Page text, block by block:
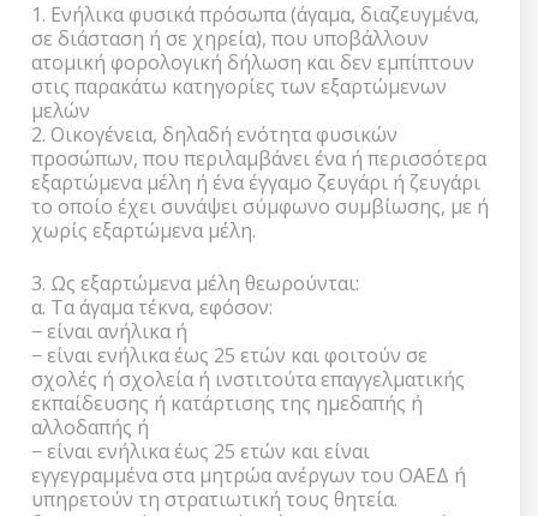
1. Ενήλικα φυσικά πρόσωπα (άγαμα, διαζευγμένα,
σε διάσταση ή σε χηρεία), που υποβάλλουν
ατομική φορολογική δήλωση και δεν εμπίπτουν
στις παρακάτω κατηγορίες των εξαρτώμενων
μελών
2. Οικογένεια, δηλαδή ενότητα φυσικών
προσώπων, που περιλαμβάνει ένα ή περισσότερα
εξαρτώμενα μέλη ή ένα έγγαμο ζευγάρι ή ζευγάρι
το οποίο έχει συνάψει σύμφωνο συμβίωσης, με ή
χωρίς εξαρτώμενα μέλη.
3. Ως εξαρτώμενα μέλη θεωρούνται:
α. Τα άγαμα τέκνα, εφόσον:
− είναι ανήλικα ή
− είναι ενήλικα έως 25 ετών και φοιτούν σε
σχολές ή σχολεία ή ινστιτούτα επαγγελματικής
εκπαίδευσης ή κατάρτισης της ημεδαπής ή
αλλοδαπής ή
− είναι ενήλικα έως 25 ετών και είναι
εγγεγραμμένα στα μητρώα ανέργων του ΟΑΕΔ ή
υπηρετούν τη στρατιωτική τους θητεία.